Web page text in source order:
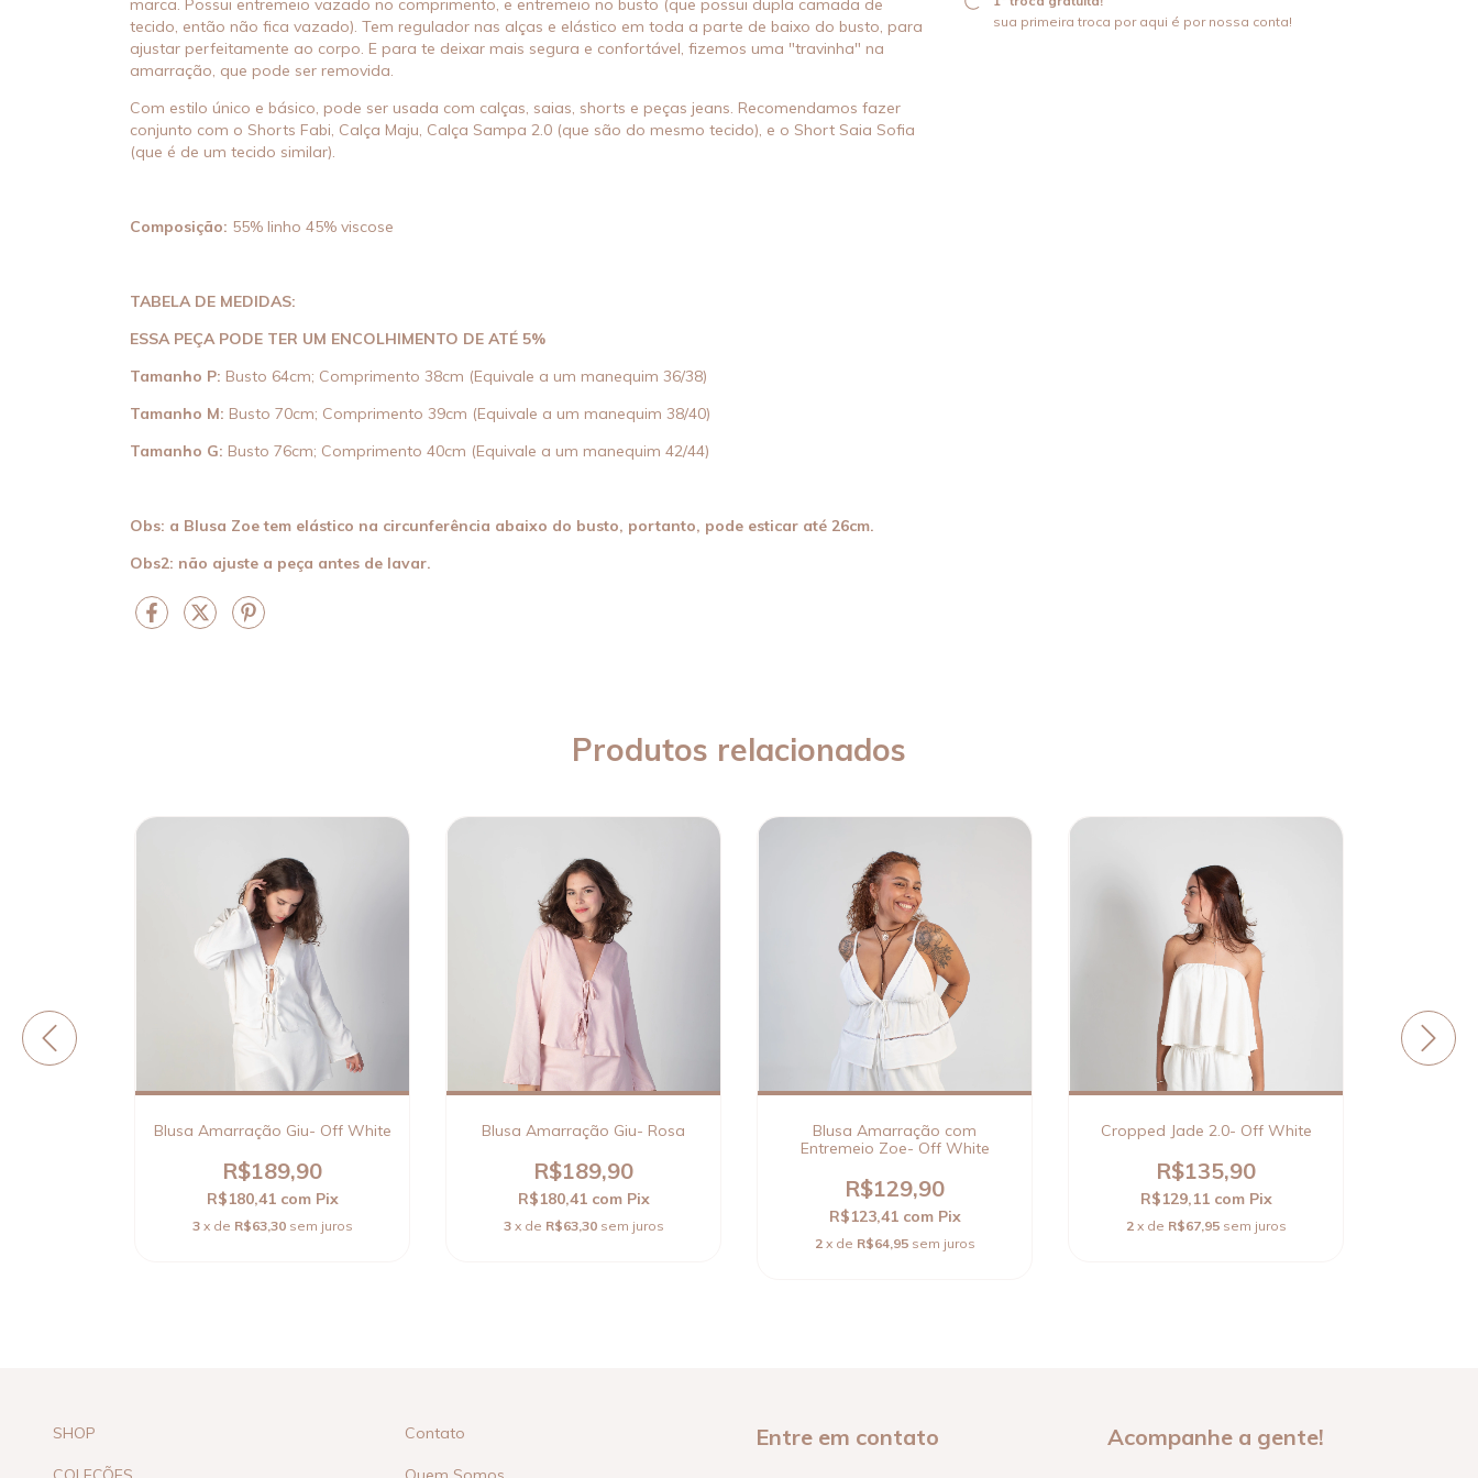
marca. Possui entremeio vazado no comprimento, e entremeio no busto (que possui dupla camada de
tecido, então não fica vazado). Tem regulador nas alças e elástico em toda a parte de baixo do busto, para
ajustar perfeitamente ao corpo. E para te deixar mais segura e confortável, fizemos uma "travinha" na
amarração, que pode ser removida.
Com estilo único e básico, pode ser usada com calças, saias, shorts e peças jeans. Recomendamos fazer
conjunto com o Shorts Fabi, Calça Maju, Calça Sampa 2.0 (que são do mesmo tecido), e o Short Saia Sofia
(que é de um tecido similar).
Composição: 55% linho 45% viscose
TABELA DE MEDIDAS:
ESSA PEÇA PODE TER UM ENCOLHIMENTO DE ATÉ 5%
Tamanho P: Busto 64cm; Comprimento 38cm (Equivale a um manequim 36/38)
Tamanho M: Busto 70cm; Comprimento 39cm (Equivale a um manequim 38/40)
Tamanho G: Busto 76cm; Comprimento 40cm (Equivale a um manequim 42/44)
Obs: a Blusa Zoe tem elástico na circunferência abaixo do busto, portanto, pode esticar até 26cm.
Obs2: não ajuste a peça antes de lavar.
sua primeira troca por aqui é por nossa conta!
Produtos relacionados
Blusa Amarração Giu- Off White
R$189,90
R$180,41 com Pix
3 x de R$63,30 sem juros
Blusa Amarração Giu- Rosa
R$189,90
R$180,41 com Pix
3 x de R$63,30 sem juros
Blusa Amarração com
Entremeio Zoe- Off White
R$129,90
R$123,41 com Pix
2 x de R$64,95 sem juros
Cropped Jade 2.0- Off White
R$135,90
R$129,11 com Pix
2 x de R$67,95 sem juros
SHOP Contato Entre em contato Acompanhe a gente!